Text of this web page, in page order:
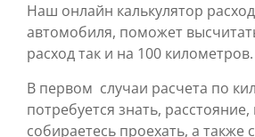
Наш онлайн калькулятор
автомобиля, поможет
расход так и на 100 километров.
В первом случаи расчета по
потребуется знать,
собираетесь проехать, а также